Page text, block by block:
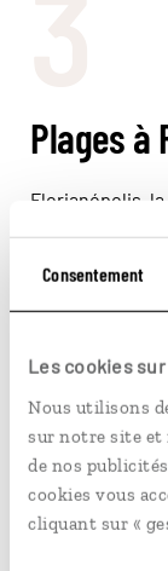
Consentement
Les cookies
Nous utilisons
sur notre site et
de nos
cookies vous
cliquant sur «
Plages à
Florianópolis, la
comporte plus
explorées.
huîtres, les
À ne
Musée